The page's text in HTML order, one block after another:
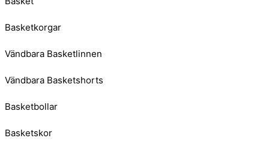
Basketkorgar
Vändbara Basketlinnen
Vändbara Basketshorts
Basketbollar
Basketskor